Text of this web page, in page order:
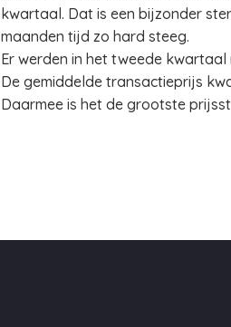
kwartaal. Dat is een bijzonder
maanden tijd zo hard steeg.
Er werden in het tweede
De gemiddelde transactieprijs
Daarmee is het de grootste